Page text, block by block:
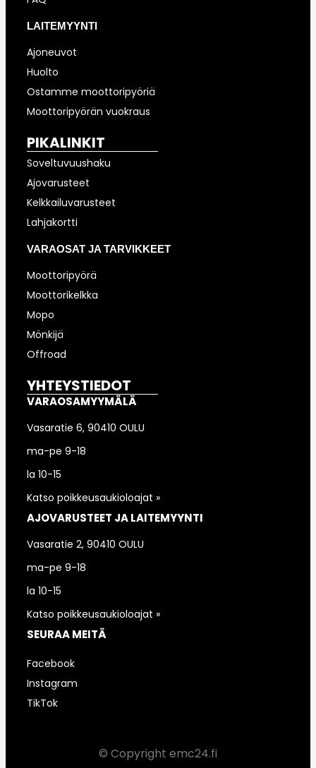
LAITEMYYNTI
Ajoneuvot
Huolto
Ostamme moottoripyöriä
Moottoripyörän vuokraus
PIKALINKIT
Soveltuvuushaku
Ajovarusteet
Kelkkailuvarusteet
Lahjakortti
VARAOSAT JA TARVIKKEET
Moottoripyörä
Moottorikelkka
Mopo
Mönkijä
Offroad
YHTEYSTIEDOT
VARAOSAMYYMÄLÄ
Vasaratie 6, 90410 OULU
ma-pe 9-18
la 10-15
Katso poikkeusaukioloajat »
AJOVARUSTEET JA LAITEMYYNTI
Vasaratie 2, 90410 OULU
ma-pe 9-18
la 10-15
Katso poikkeusaukioloajat »
SEURAA MEITÄ
Facebook
Instagram
TikTok
© Copyright emc24.fi